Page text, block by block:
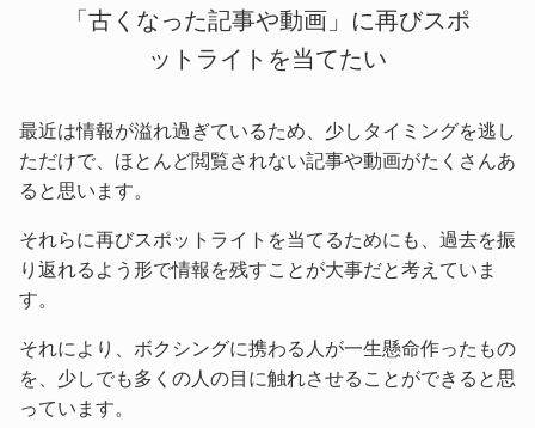
「古くなった記事や動画」に再びスポ
ットライトを当てたい
最近は情報が溢れ過ぎているため、少しタイミングを逃し
ただけで、ほとんど閲覧されない記事や動画がたくさんあ
ると思います。
それらに再びスポットライトを当てるためにも、過去を振
り返れるよう形で情報を残すことが大事だと考えていま
す。
それにより、ボクシングに携わる人が一生懸命作ったもの
を、少しでも多くの人の目に触れさせることができると思
っています。